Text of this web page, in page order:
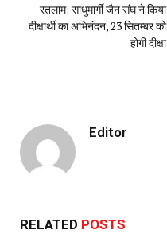
रतलाम: साधुमार्गी जैन संघ ने किया
दीक्षार्थी का अभिनंदन, 23 सितम्बर को
होगी दीक्षा
Editor
RELATED POSTS